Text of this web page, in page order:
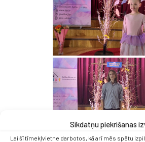
Sīkdatņu piekrišanas
Lai šī tīmekļvietne darbotos, kā arī mēs spētu